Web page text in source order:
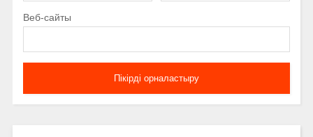
Веб-сайты